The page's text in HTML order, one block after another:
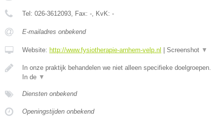
Tel: 026-3612093, Fax: -, KvK: -
E-mailadres onbekend
Website: http://www.fysiotherapie-arnhem-velp.nl Screenshot ▼
In onze praktijk behandelen we niet alleen specifieke doelgroepen.
In de ▼
Diensten onbekend
Openingstijden onbekend